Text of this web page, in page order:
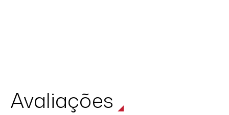
Avaliações